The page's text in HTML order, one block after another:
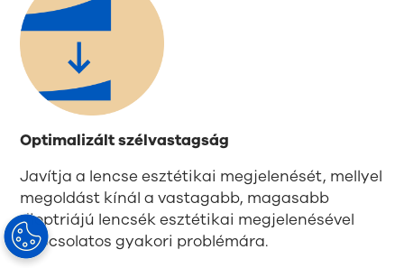
Optimalizált szélvastagság
Javítja a lencse esztétikai megjelenését, mellyel
megoldást kínál a vastagabb, magasabb
dioptriájú lencsék esztétikai megjelenésével
kapcsolatos gyakori problémára.